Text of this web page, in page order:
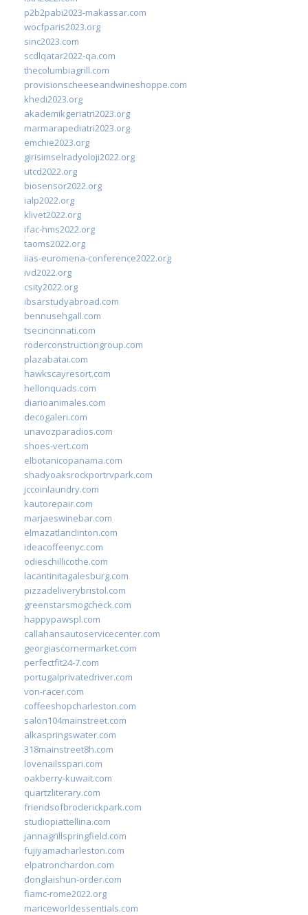
p2b2pabi2023-makassar.com
wocfparis2023.org
sinc2023.com
scdlqatar2022-qa.com
thecolumbiagrill.com
provisionscheeseandwineshoppe.com
khedi2023.org
akademikgeriatri2023.org
marmarapediatri2023.org
emchie2023.org
girisimselradyoloji2022.org
utcd2022.org
biosensor2022.org
ialp2022.org
klivet2022.org
ifac-hms2022.org
taoms2022.org
iias-euromena-conference2022.org
ivd2022.org
csity2022.org
ibsarstudyabroad.com
bennusehgall.com
tsecincinnati.com
roderconstructiongroup.com
plazabatai.com
hawkscayresort.com
hellonquads.com
diarioanimales.com
decogaleri.com
unavozparadios.com
shoes-vert.com
elbotanicopanama.com
shadyoaksrockportrvpark.com
jccoinlaundry.com
kautorepair.com
marjaeswinebar.com
elmazatlanclinton.com
ideacoffeenyc.com
odieschillicothe.com
lacantinitagalesburg.com
pizzadeliverybristol.com
greenstarsmogcheck.com
happypawspl.com
callahansautoservicecenter.com
georgiascornermarket.com
perfectfit24-7.com
portugalprivatedriver.com
von-racer.com
coffeeshopcharleston.com
salon104mainstreet.com
alkaspringswater.com
318mainstreet8h.com
lovenailsspari.com
oakberry-kuwait.com
quartzliterary.com
friendsofbroderickpark.com
studiopiattellina.com
jannagrillspringfield.com
fujiyamacharleston.com
elpatronchardon.com
donglaishun-order.com
fiamc-rome2022.org
mariceworldessentials.com